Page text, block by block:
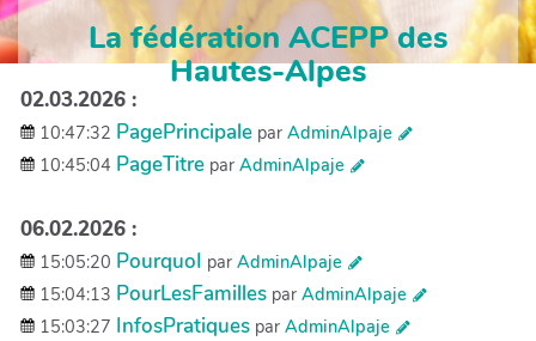
La fédération ACEPP des
Hautes-Alpes
02.03.2026 :
10:47:32 PagePrincipale par AdminAlpaje
10:45:04 PageTitre par AdminAlpaje
06.02.2026 :
15:05:20 PourquoI par AdminAlpaje
15:04:13 PourLesFamilles par AdminAlpaje
15:03:27 InfosPratiques par AdminAlpaje